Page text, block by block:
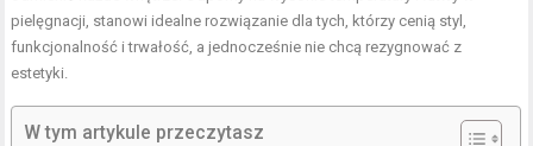
pielęgnacji, stanowi idealne rozwiązanie dla tych, którzy cenią styl,
funkcjonalność i trwałość, a jednocześnie nie chcą rezygnować z
estetyki.
W tym artykule przeczytasz